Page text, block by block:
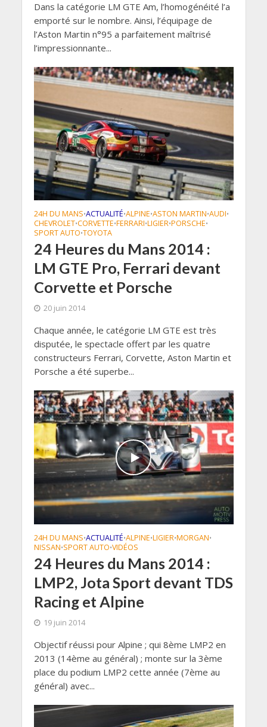
Dans la catégorie LM GTE Am, l’homogénéité l’a
emporté sur le nombre. Ainsi, l’équipage de
l’Aston Martin n°95 a parfaitement maîtrisé
l’impressionnante...
24H DU MANS•ACTUALITÉ•ALPINE•ASTON MARTIN•AUDI•
CHEVROLET•CORVETTE•FERRARI•LIGIER•PORSCHE•
SPORT AUTO•TOYOTA
24 Heures du Mans 2014 :
LM GTE Pro, Ferrari devant
Corvette et Porsche
20 juin 2014
Chaque année, le catégorie LM GTE est très
disputée, le spectacle offert par les quatre
constructeurs Ferrari, Corvette, Aston Martin et
Porsche a été superbe...
24H DU MANS•ACTUALITÉ•ALPINE•LIGIER•MORGAN•
NISSAN•SPORT AUTO•VIDÉOS
24 Heures du Mans 2014 :
LMP2, Jota Sport devant TDS
Racing et Alpine
19 juin 2014
Objectif réussi pour Alpine ; qui 8ème LMP2 en
2013 (14ème au général) ; monte sur la 3ème
place du podium LMP2 cette année (7ème au
général) avec...